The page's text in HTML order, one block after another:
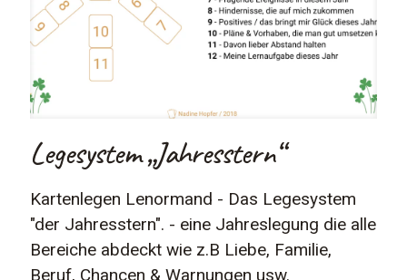
Legesystem „Jahresstern“
Kartenlegen Lenormand - Das Legesystem
"der Jahresstern". - eine Jahreslegung die alle
Bereiche abdeckt wie z.B Liebe, Familie,
Beruf, Chancen & Warnungen usw.